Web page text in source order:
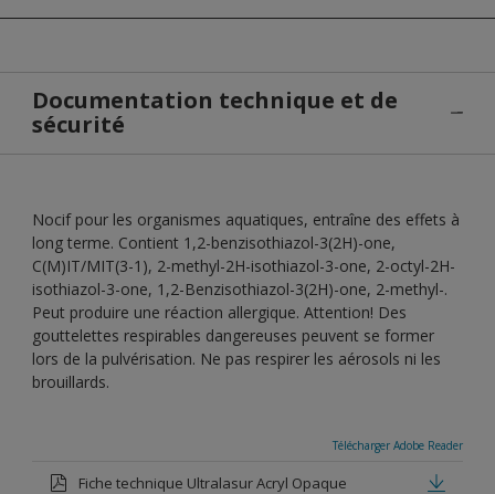
Documentation technique et de
sécurité
Nocif pour les organismes aquatiques, entraîne des effets à
long terme. Contient 1,2-benzisothiazol-3(2H)-one,
C(M)IT/MIT(3-1), 2-methyl-2H-isothiazol-3-one, 2-octyl-2H-
isothiazol-3-one, 1,2-Benzisothiazol-3(2H)-one, 2-methyl-.
Peut produire une réaction allergique. Attention! Des
gouttelettes respirables dangereuses peuvent se former
lors de la pulvérisation. Ne pas respirer les aérosols ni les
brouillards.
Télécharger Adobe Reader
Fiche technique Ultralasur Acryl Opaque